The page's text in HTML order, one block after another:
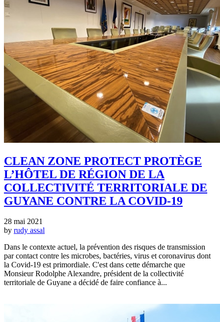
CLEAN ZONE PROTECT PROTÈGE
L’HÔTEL DE RÉGION DE LA
COLLECTIVITÉ TERRITORIALE DE
GUYANE CONTRE LA COVID-19
28 mai 2021
by rudy assal
Dans le contexte actuel, la prévention des risques de transmission
par contact contre les microbes, bactéries, virus et coronavirus dont
la Covid-19 est primordiale. C'est dans cette démarche que
Monsieur Rodolphe Alexandre, président de la collectivité
territoriale de Guyane a décidé de faire confiance à...